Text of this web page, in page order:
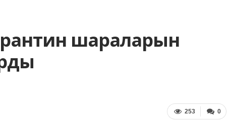
шараларын
0
253